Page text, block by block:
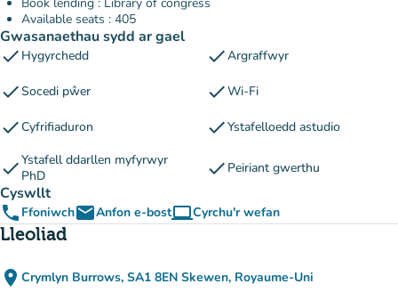
Available seats : 405
Gwasanaethau sydd ar gael
check Hygyrchedd checkArgraffwyr
checkSocedi pŵer checkWi-Fi
checkCyfrifiaduron checkYstafelloedd astudio
checkYstafell ddarllen myfyrwyr
PhD
check Peiriant gwerthu
Cyswllt
phone FfoniwchemailAnfon e-bostcomputerCyrchu'r wefan
(tab newydd)
Lleoliad
place Crymlyn Burrows, SA1 8EN Skewen, Royaume-Uni
(agor yn Google Maps)
(tab newydd)